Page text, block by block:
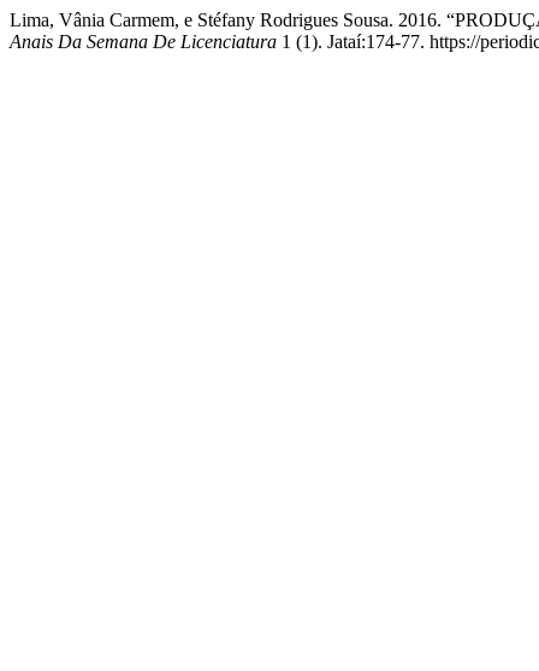
Lima, Vânia Carmem, e Stéfany Rodrigues Sousa. 2016.
Anais Da Semana De Licenciatura 1 (1). Jataí:174-77. https://